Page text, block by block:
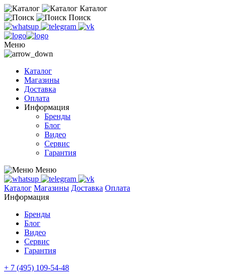
Каталог
Поиск
Меню
Каталог
Магазины
Доставка
Оплата
Информация
Бренды
Блог
Видео
Сервис
Гарантия
Меню
Каталог Магазины Доставка Оплата
Информация
Бренды
Блог
Видео
Сервис
Гарантия
+ 7 (495) 109-54-48